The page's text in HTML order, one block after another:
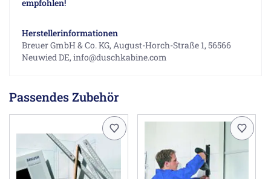
empfohlen!
Herstellerinformationen
Breuer GmbH & Co. KG, August-Horch-Straße 1, 56566
Neuwied DE, info@duschkabine.com
Passendes Zubehör